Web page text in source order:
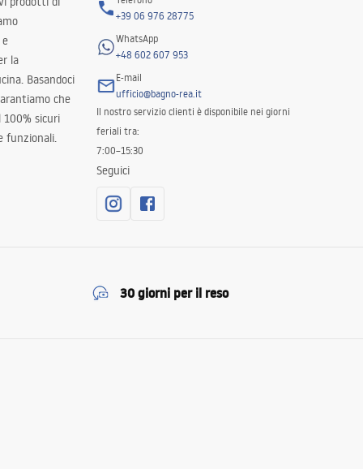
la
Basandoci
che
sicuri
funzionali.
+39 06 976 28775
WhatsApp
+48 602 607 953
E-mail
ufficio@bagno-rea.it
Il nostro servizio clienti è disponibile nei giorni
feriali tra:
7:00–15:30
Seguici
30 giorni per il reso